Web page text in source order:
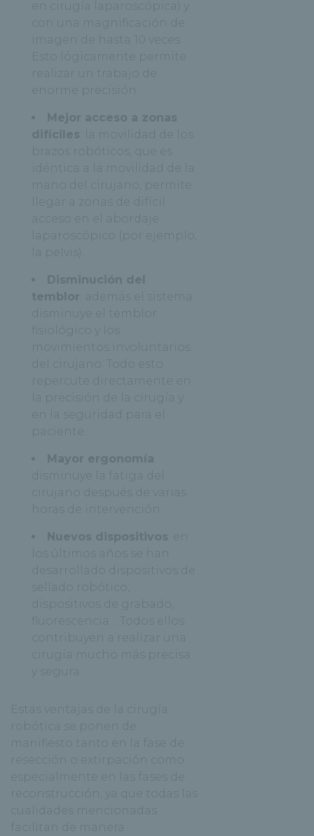
en cirugía laparoscópica) y
con una magnificación de
imagen de hasta 10 veces.
Esto lógicamente permite
realizar un trabajo de
enorme precisión.
Mejor acceso a zonas
difíciles : la movilidad de los
brazos robóticos, que es
idéntica a la movilidad de la
mano del cirujano, permite
llegar a zonas de difícil
acceso en el abordaje
laparoscópico (por ejemplo,
la pelvis).
Disminución del
temblor : además el sistema
disminuye el temblor
fisiológico y los
movimientos involuntarios
del cirujano. Todo esto
repercute directamente en
la precisión de la cirugía y
en la seguridad para el
paciente.
Mayor ergonomía
disminuye la fatiga del
cirujano después de varias
horas de intervención.
Nuevos dispositivos : en
los últimos años se han
desarrollado dispositivos de
sellado robótico,
dispositivos de grabado,
fluorescencia… Todos ellos
contribuyen a realizar una
cirugía mucho más precisa
y segura.
Estas ventajas de la cirugía
robótica se ponen de
manifiesto tanto en la fase de
resección o extirpación como
especialmente en las fases de
reconstrucción, ya que todas las
cualidades mencionadas
facilitan de manera